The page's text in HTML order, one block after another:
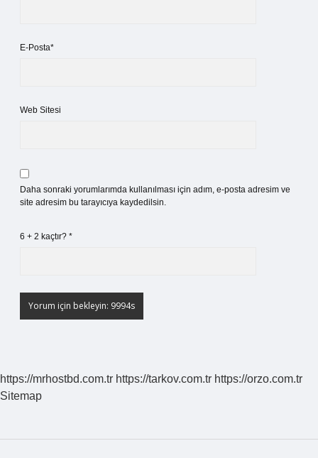
E-Posta*
Web Sitesi
Daha sonraki yorumlarımda kullanılması için adım, e-posta adresim ve
site adresim bu tarayıcıya kaydedilsin.
6 + 2 kaçtır? *
https://mrhostbd.com.tr https://tarkov.com.tr https://orzo.com.tr
Sitemap